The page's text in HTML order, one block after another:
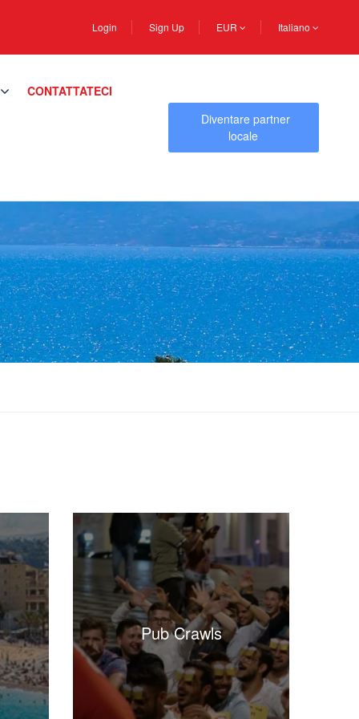
Login Sign Up EUR Italiano
CONTATTATECI
Diventare partner
locale
Pub Crawls